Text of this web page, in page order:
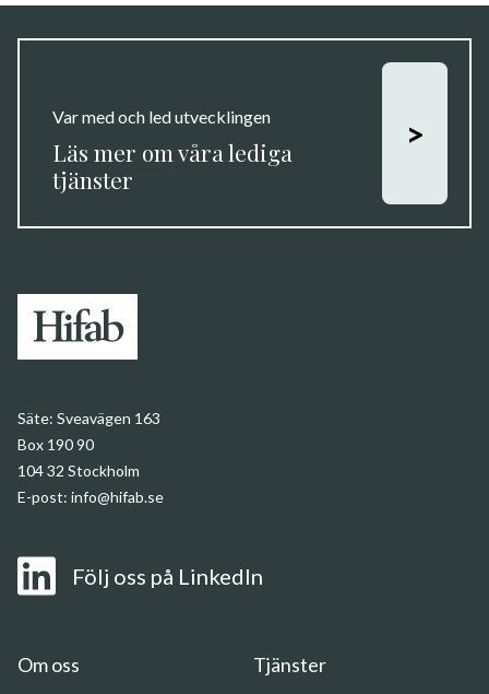
Var med och led utvecklingen
Läs mer om våra lediga
tjänster
>
Säte: Sveavägen 163
Box 190 90
104 32 Stockholm
E-post: info@hifab.se
Följ oss på LinkedIn
Om oss Tjänster
oss